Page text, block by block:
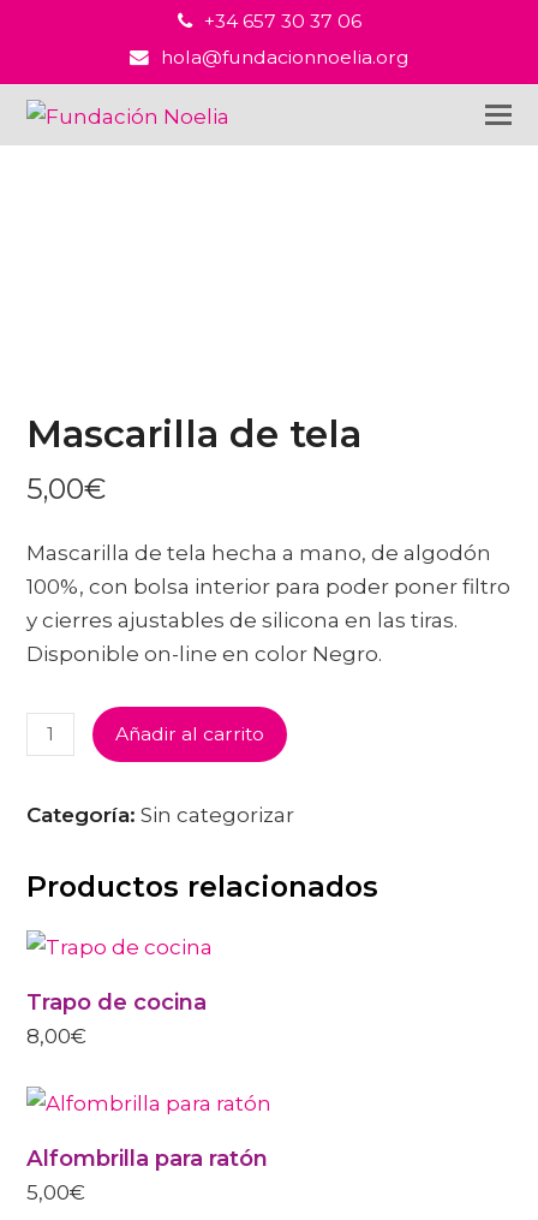
+34 657 30 37 06
hola@fundacionnoelia.org
Mascarilla de tela
5,00€
Mascarilla de tela hecha a mano, de algodón
100%, con bolsa interior para poder poner filtro
y cierres ajustables de silicona en las tiras.
Disponible on-line en color Negro.
MASCARILLA
Añadir al carrito
Categoría: Sin categorizar
Productos relacionados
Trapo de cocina
8,00€
Alfombrilla para ratón
5,00€